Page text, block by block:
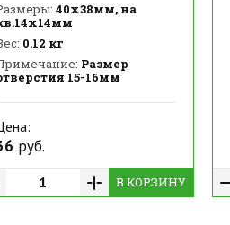
40х38мм, на
0.12 кг
Размер
15-16мм
руб.
В КОРЗИНУ